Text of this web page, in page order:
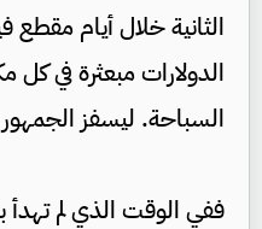
الثانية خلال أيام مقطع
الدولارات مبعثرة في
السباحة. ليسفز
ففي الوقت الذي لم تهدأ